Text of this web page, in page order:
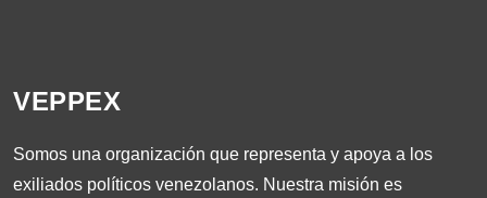
VEPPEX
Somos una organización que representa y apoya a los
exiliados políticos venezolanos. Nuestra misión es